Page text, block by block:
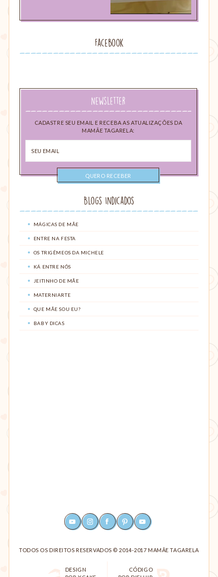
Facebook
Newsletter
CADASTRE SEU EMAIL E RECEBA AS ATUALIZAÇÕES DA
MAMÃE TAGARELA:
email
Blogs Indicados
MÁGICAS DE MÃE
ENTRE NA FESTA
OS TRIGÊMEOS DA MICHELE
KÁ ENTRE NÓS
JEITINHO DE MÃE
MATERNIARTE
QUE MÃE SOU EU?
BABY DICAS
YOUTUBEINSTAGRAMFACEBOOKPINTEREST
TODOS OS DIREITOS RESERVADOS © 2014-2017 MAMÃE TAGARELA
DESIGN
CÓDIGO